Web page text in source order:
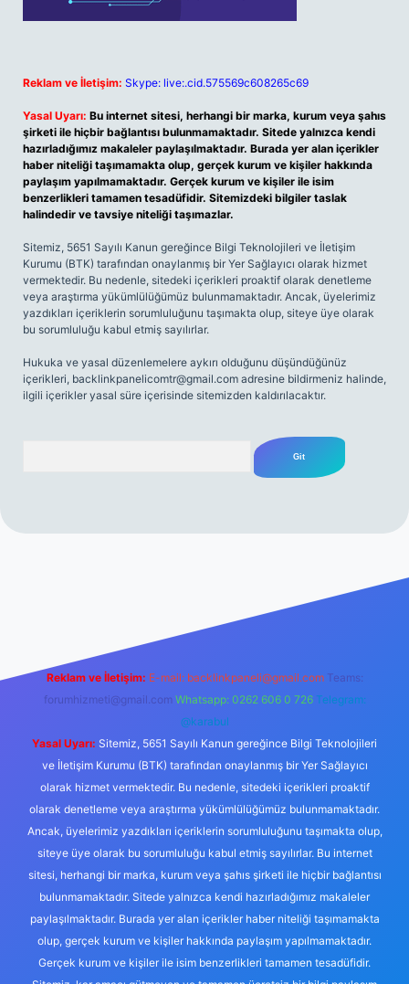
Reklam ve İletişim: Skype: live:.cid.575569c608265c69
Yasal Uyarı: Bu internet sitesi, herhangi bir marka, kurum veya şahıs
şirketi ile hiçbir bağlantısı bulunmamaktadır. Sitede yalnızca kendi
hazırladığımız makaleler paylaşılmaktadır. Burada yer alan içerikler
haber niteliği taşımamakta olup, gerçek kurum ve kişiler hakkında
paylaşım yapılmamaktadır. Gerçek kurum ve kişiler ile isim
benzerlikleri tamamen tesadüfidir. Sitemizdeki bilgiler taslak
halindedir ve tavsiye niteliği taşımazlar.
Sitemiz, 5651 Sayılı Kanun gereğince Bilgi Teknolojileri ve İletişim
Kurumu (BTK) tarafından onaylanmış bir Yer Sağlayıcı olarak hizmet
vermektedir. Bu nedenle, sitedeki içerikleri proaktif olarak denetleme
veya araştırma yükümlülüğümüz bulunmamaktadır. Ancak, üyelerimiz
yazdıkları içeriklerin sorumluluğunu taşımakta olup, siteye üye olarak
bu sorumluluğu kabul etmiş sayılırlar.
Hukuka ve yasal düzenlemelere aykırı olduğunu düşündüğünüz
içerikleri, backlinkpanelicomtr@gmail.com adresine bildirmeniz halinde,
ilgili içerikler yasal süre içerisinde sitemizden kaldırılacaktır.
Reklam ve İletişim: E-mail: backlinkpaneli@gmail.com Teams:
forumhizmeti@gmail.com Whatsapp: 0262 606 0 726 Telegram:
@karabul
Yasal Uyarı: Sitemiz, 5651 Sayılı Kanun gereğince Bilgi Teknolojileri
ve İletişim Kurumu (BTK) tarafından onaylanmış bir Yer Sağlayıcı
olarak hizmet vermektedir. Bu nedenle, sitedeki içerikleri proaktif
olarak denetleme veya araştırma yükümlülüğümüz bulunmamaktadır.
Ancak, üyelerimiz yazdıkları içeriklerin sorumluluğunu taşımakta olup,
siteye üye olarak bu sorumluluğu kabul etmiş sayılırlar. Bu internet
sitesi, herhangi bir marka, kurum veya şahıs şirketi ile hiçbir bağlantısı
bulunmamaktadır. Sitede yalnızca kendi hazırladığımız makaleler
paylaşılmaktadır. Burada yer alan içerikler haber niteliği taşımamakta
olup, gerçek kurum ve kişiler hakkında paylaşım yapılmamaktadır.
Gerçek kurum ve kişiler ile isim benzerlikleri tamamen tesadüfidir.